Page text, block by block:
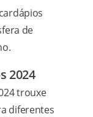
de
2024
trouxe
diferentes